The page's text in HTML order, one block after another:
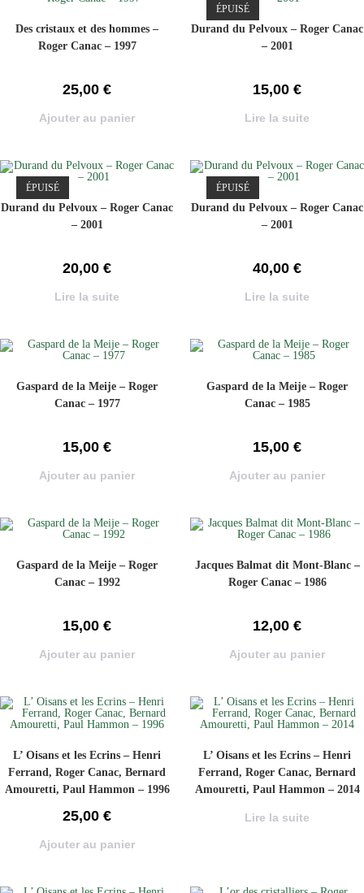
Des cristaux et des hommes –
Roger Canac – 1997
25,00 €
Ajouter au panier
ÉPUISÉ
Durand du Pelvoux – Roger Canac
– 2001
15,00 €
Lire la suite
ÉPUISÉ
Durand du Pelvoux – Roger Canac
– 2001
20,00 €
Lire la suite
ÉPUISÉ
Durand du Pelvoux – Roger Canac
– 2001
40,00 €
Lire la suite
Gaspard de la Meije – Roger
Canac – 1977
15,00 €
Ajouter au panier
Gaspard de la Meije – Roger
Canac – 1985
15,00 €
Ajouter au panier
Gaspard de la Meije – Roger
Canac – 1992
15,00 €
Ajouter au panier
Jacques Balmat dit Mont-Blanc –
Roger Canac – 1986
12,00 €
Ajouter au panier
L’ Oisans et les Ecrins – Henri
Ferrand, Roger Canac, Bernard
Amouretti, Paul Hammon – 1996
25,00 €
Ajouter au panier
L’ Oisans et les Ecrins – Henri
Ferrand, Roger Canac, Bernard
Amouretti, Paul Hammon – 2014
Lire la suite